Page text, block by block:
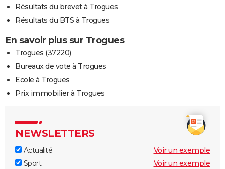
Résultats du brevet à Trogues
Résultats du BTS à Trogues
En savoir plus sur Trogues
Trogues (37220)
Bureaux de vote à Trogues
Ecole à Trogues
Prix immobilier à Trogues
NEWSLETTERS
Actualité
Voir un exemple
Sport
Voir un exemple